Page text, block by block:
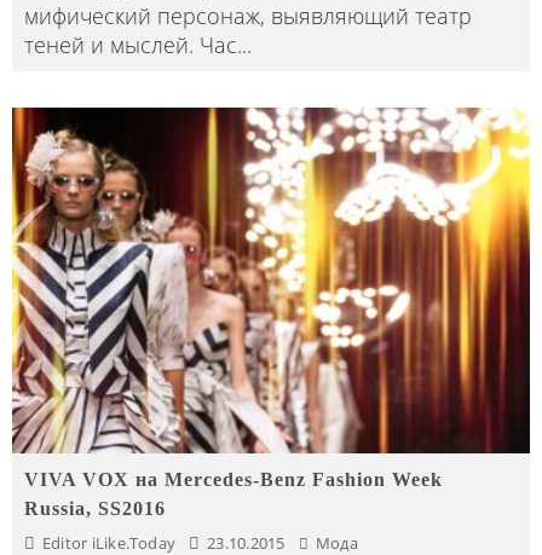
мифический персонаж, выявляющий театр
теней и мыслей. Час...
VIVA VOX на Mercedes-Benz Fashion Week
Russia, SS2016
Editor iLike.Today 23.10.2015 Мода